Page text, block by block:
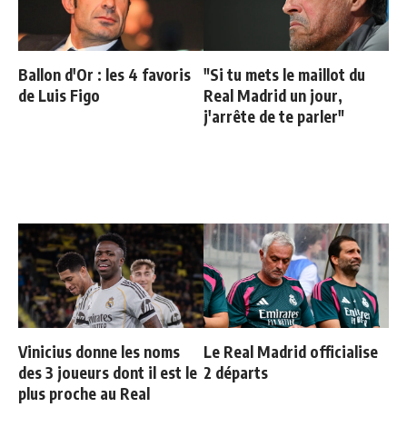
Ballon d'Or : les 4 favoris
de Luis Figo
"Si tu mets le maillot du
Real Madrid un jour,
j'arrête de te parler"
Vinicius donne les noms
des 3 joueurs dont il est le
plus proche au Real
Le Real Madrid officialise
2 départs